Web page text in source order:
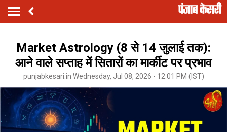
Market Astrology (8 से 14 जुलाई तक):
आने वाले सप्ताह में सितारों का मार्कीट पर प्रभाव
punjabkesari.in Wednesday, Jul 08, 2026 - 12:01 PM (IST)